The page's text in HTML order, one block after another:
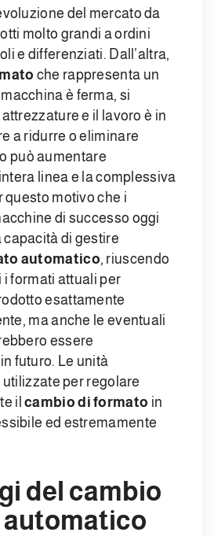
del mercato da
molto grandi a ordini
e differenziati. Dall’altra,
che rappresenta un
è ferma, si
e il lavoro è in
a ridurre o eliminare
può aumentare
linea e la complessiva
questo motivo che i
di successo oggi
di gestire
automatico, riuscendo
formati attuali per
esattamente
ma anche le eventuali
essere
futuro. Le unità
per regolare
ilcambio di formato in
ed estremamente
del cambio